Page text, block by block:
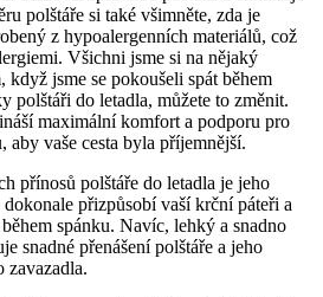
polštáře si také všimněte,⁣ zda je
​z ⁣hypoalergenních⁣ materiálů,‍ což
Všichni jsme⁢ si na nějaký​
⁤jsme ‍se ‌pokoušeli spát během
polštáři do letadla, můžete to změnit.‌
maximální⁤ komfort a podporu pro⁤
aby vaše cesta⁢ byla příjemnější.
⁤přínosů polštáře do letadla je jeho‍
​přizpůsobí⁤ vaší krční páteři a
spánku. Navíc, lehký‌ a snadno
​snadné přenášení polštáře ⁢a jeho
‍zavazadla.